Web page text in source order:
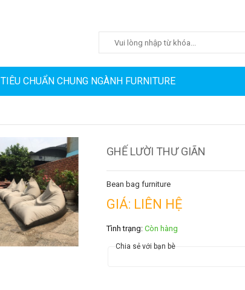
TIÊU CHUẨN CHUNG NGÀNH FURNITURE
GHẾ LƯỜI THƯ GIÃN
Bean bag furniture
GIÁ: LIÊN HỆ
Tình trạng: Còn hàng
Chia sẻ với bạn bè